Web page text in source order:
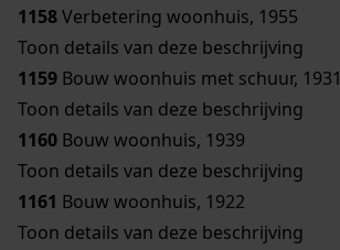
1158Verbetering woonhuis, 1955
Toon details van deze beschrijving
1159 Bouw woonhuis met schuur, 1931
Toon details van deze beschrijving
1160 Bouw woonhuis, 1939
Toon details van deze beschrijving
1161 Bouw woonhuis, 1922
Toon details van deze beschrijving